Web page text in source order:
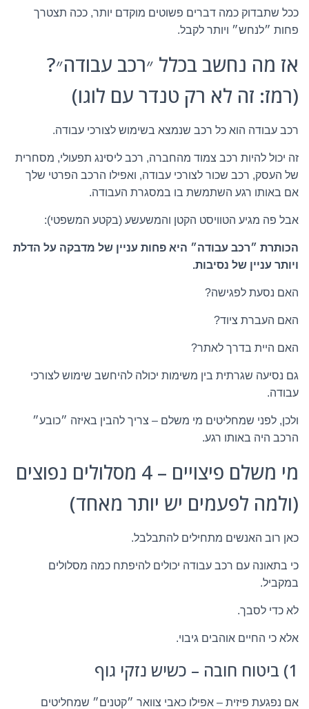
ככל שתבדוק כמה דברים פשוטים מוקדם יותר, ככה תצטרך
פחות ״לנחש״ ויותר לקבל.
אז מה נחשב בכלל ״רכב עבודה״?
(רמז: זה לא רק טנדר עם לוגו)
רכב עבודה הוא כל רכב שנמצא בשימוש לצורכי עבודה.
זה יכול להיות רכב צמוד מהחברה, רכב ליסינג תפעולי, מסחרית
של העסק, רכב שכור לצורכי עבודה, ואפילו הרכב הפרטי שלך
אם באותו רגע השתמשת בו במסגרת העבודה.
אבל פה מגיע הטוויסט הקטן והמשעשע (בקטע המשפטי):
הכותרת ״רכב עבודה״ היא פחות עניין של מדבקה על הדלת
ויותר עניין של נסיבות.
האם נסעת לפגישה?
האם העברת ציוד?
האם היית בדרך לאתר?
גם נסיעה שגרתית בין משימות יכולה להיחשב שימוש לצורכי
עבודה.
ולכן, לפני שמחליטים מי משלם – צריך להבין באיזה ״כובע״
הרכב היה באותו רגע.
מי משלם פיצויים – 4 מסלולים נפוצים
(ולמה לפעמים יש יותר מאחד)
כאן רוב האנשים מתחילים להתבלבל.
כי בתאונה עם רכב עבודה יכולים להיפתח כמה מסלולים
במקביל.
לא כדי לסבך.
אלא כי החיים אוהבים גיבוי.
1) ביטוח חובה – כשיש נזקי גוף
אם נפגעת פיזית – אפילו כאבי צוואר ״קטנים״ שמחליטים